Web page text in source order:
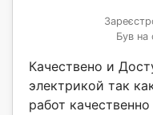
Був на
Качествено и
электрикой так
работ